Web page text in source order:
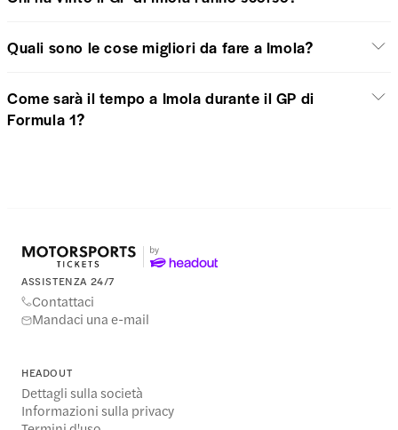
Quali sono le cose migliori da fare a Imola?
Come sarà il tempo a Imola durante il GP di
Formula 1?
ASSISTENZA 24/7
Contattaci
Mandaci una e-mail
HEADOUT
Dettagli sulla società
Informazioni sulla privacy